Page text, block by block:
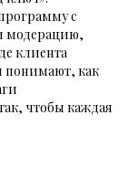
с
модерацию,
клиента
понимают, как
чтобы каждая